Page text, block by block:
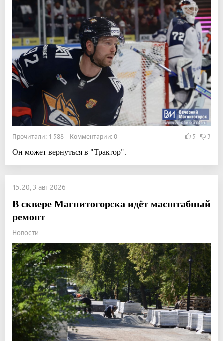
Прочитали: 1 588 Комментарии: 0 5 3
Он может вернуться в "Трактор".
15:20, 3 авг 2026
В сквере Магнитогорска идёт масштабный
ремонт
Новости